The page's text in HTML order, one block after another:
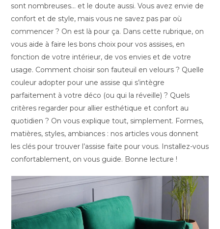
sont nombreuses… et le doute aussi. Vous avez envie de
confort et de style, mais vous ne savez pas par où
commencer ? On est là pour ça. Dans cette rubrique, on
vous aide à faire les bons choix pour vos assises, en
fonction de votre intérieur, de vos envies et de votre
usage. Comment choisir son fauteuil en velours ? Quelle
couleur adopter pour une assise qui s’intègre
parfaitement à votre déco (ou qui la réveille) ? Quels
critères regarder pour allier esthétique et confort au
quotidien ? On vous explique tout, simplement. Formes,
matières, styles, ambiances : nos articles vous donnent
les clés pour trouver l’assise faite pour vous. Installez-vous
confortablement, on vous guide. Bonne lecture !